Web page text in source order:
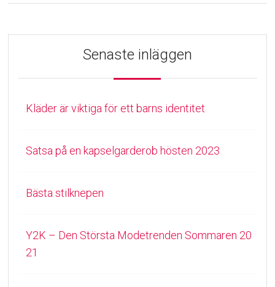
Senaste inläggen
Kläder är viktiga för ett barns identitet
Satsa på en kapselgarderob hösten 2023
Bästa stilknepen
Y2K – Den Största Modetrenden Sommaren 20
21